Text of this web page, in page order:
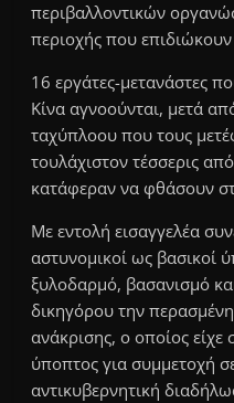
περιβαλλοντικών
περιοχής που επιδιώκουν
16 εργάτες-μετανάστες
Κίνα αγνοούνται, μετά
ταχύπλοου που τους
τουλάχιστον τέσσερις
κατάφεραν να φθάσουν
Με εντολή εισαγγελέα
αστυνομικοί ως βασικοί
ξυλοδαρμό, βασανισμό
δικηγόρου την
ανάκρισης, ο οποίος
ύποπτος για συμμετοχή
αντικυβερνητική